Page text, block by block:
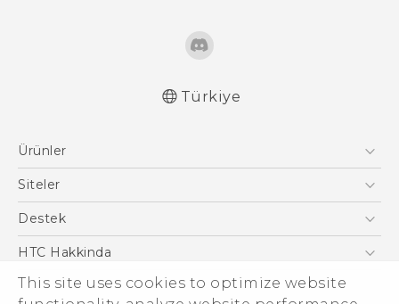
This site uses cookies to optimize website
Türkiye
Ürünler
Akıllı Telefonlar
VIVE
Siteler
HTC Dev
Destek
Destek Merkezi
HTC Hakkinda
ESG